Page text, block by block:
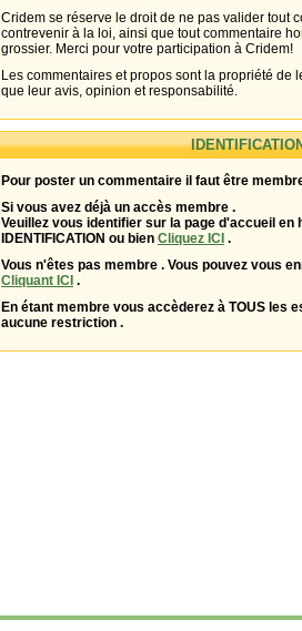
Cridem se réserve le droit de ne pas valider tout
contrevenir à la loi, ainsi que tout commentaire
grossier. Merci pour votre participation à Cridem!
Les commentaires et propos sont la propriété de
que leur avis, opinion et responsabilité.
Pour poster un commentaire il faut être
Si vous avez déjà un accès membre .
Veuillez vous identifier sur la page d'accueil en
IDENTIFICATION ou bien Cliquez ICI .
Vous n'êtes pas membre . Vous pouvez vous
Cliquant ICI .
En étant membre vous accèderez à TOUS les
aucune restriction .